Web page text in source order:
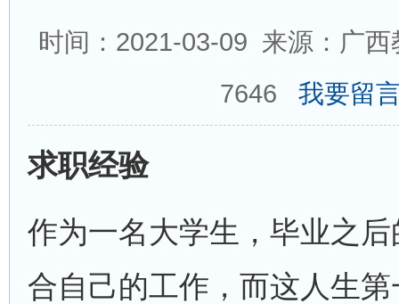
时间：2021-03-09 来源：广
7646 我要留
求职经验
作为一名大学生，毕业之
合自己的工作，而这人生